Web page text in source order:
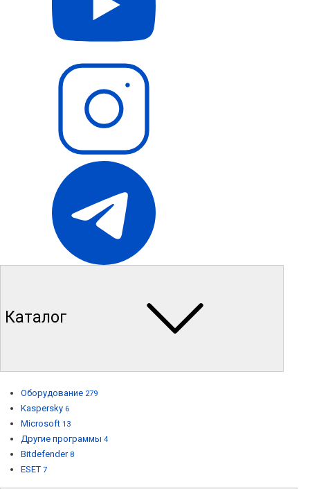
Каталог
Оборудование 279
Kaspersky 6
Microsoft 13
Другие программы 4
Bitdefender 8
ESET 7